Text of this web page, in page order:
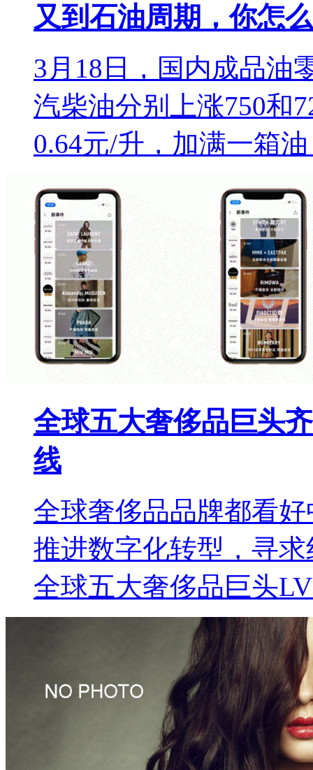
又到石油周期，你怎
3月18日，国内成品油
汽柴油分别上涨750和
0.64元/升，加满一箱
全球五大奢侈品巨头
线
全球奢侈品品牌都看
推进数字化转型，寻
全球五大奢侈品巨头